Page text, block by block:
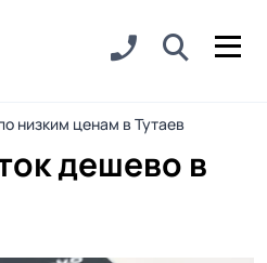
низким ценам в Тутаев
дешево в